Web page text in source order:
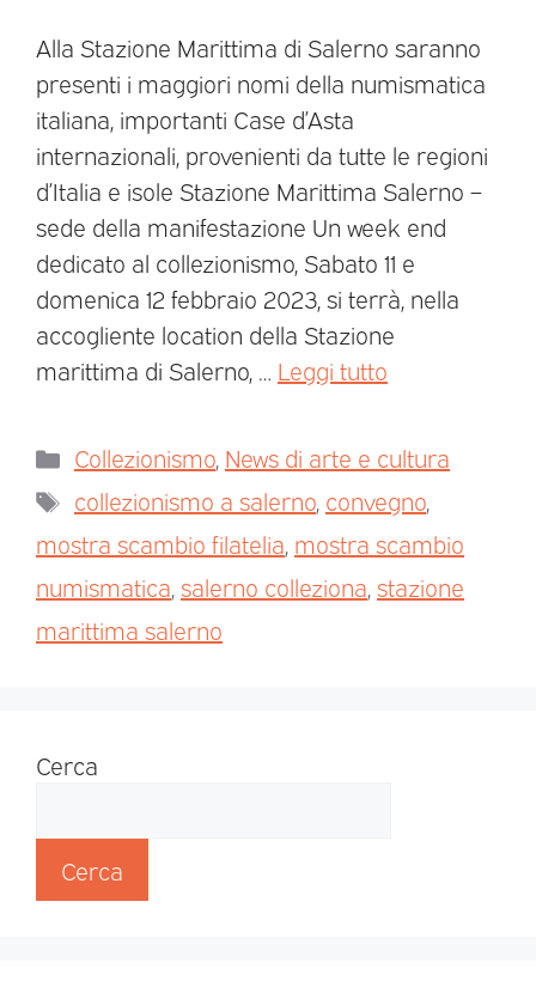
Alla Stazione Marittima di Salerno saranno
presenti i maggiori nomi della numismatica
italiana, importanti Case d’Asta
internazionali, provenienti da tutte le regioni
d’Italia e isole Stazione Marittima Salerno –
sede della manifestazione Un week end
dedicato al collezionismo, Sabato 11 e
domenica 12 febbraio 2023, si terrà, nella
accogliente location della Stazione
marittima di Salerno, … Leggi tutto
Collezionismo, News di arte e cultura
collezionismo a salerno, convegno,
mostra scambio filatelia, mostra scambio
numismatica,salerno colleziona,stazione
marittima salerno
Cerca
Cerca